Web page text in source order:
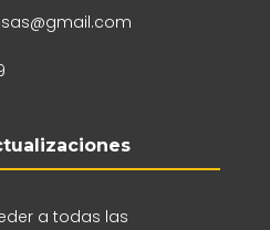
a todas las